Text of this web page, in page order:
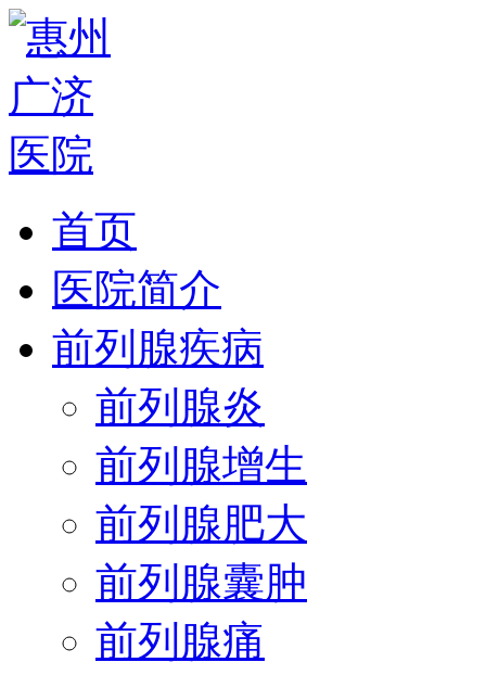
首页
医院简介
前列腺疾病
前列腺炎
前列腺增生
前列腺肥大
前列腺囊肿
前列腺痛